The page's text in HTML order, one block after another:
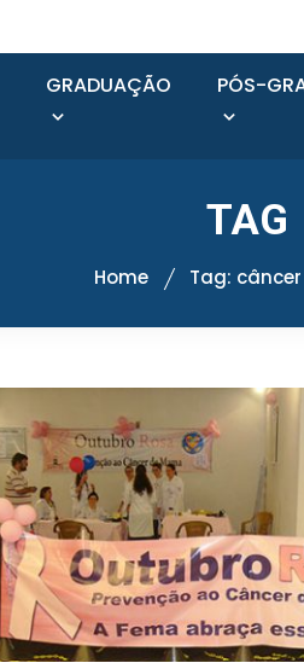
GRADUAÇÃO PÓS-
TAG
Home Tag: